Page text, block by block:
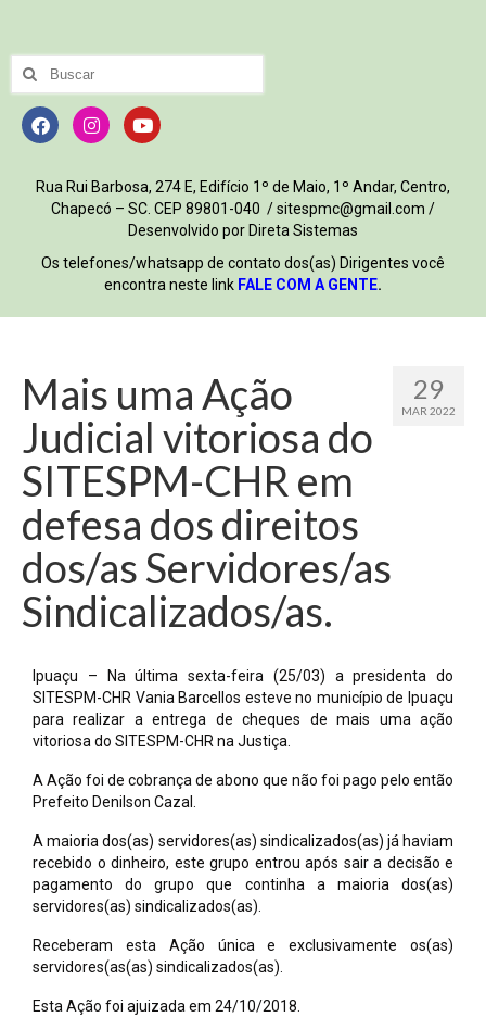
Rua Rui Barbosa, 274 E, Edifício 1º de Maio, 1º Andar, Centro,
Chapecó – SC. CEP 89801-040 / sitespmc@gmail.com /
Desenvolvido por Direta Sistemas
Os telefones/whatsapp de contato dos(as) Dirigentes você
encontra neste link FALE COM A GENTE.
29
MAR 2022
Mais uma Ação
Judicial vitoriosa do
SITESPM-CHR em
defesa dos direitos
dos/as Servidores/as
Sindicalizados/as.
Ipuaçu – Na última sexta-feira (25/03) a presidenta do
SITESPM-CHR Vania Barcellos esteve no município de Ipuaçu
para realizar a entrega de cheques de mais uma ação
vitoriosa do SITESPM-CHR na Justiça.
A Ação foi de cobrança de abono que não foi pago pelo então
Prefeito Denilson Cazal.
A maioria dos(as) servidores(as) sindicalizados(as) já haviam
recebido o dinheiro, este grupo entrou após sair a decisão e
pagamento do grupo que continha a maioria dos(as)
servidores(as) sindicalizados(as).
Receberam esta Ação única e exclusivamente os(as)
servidores(as(as) sindicalizados(as).
Esta Ação foi ajuizada em 24/10/2018.